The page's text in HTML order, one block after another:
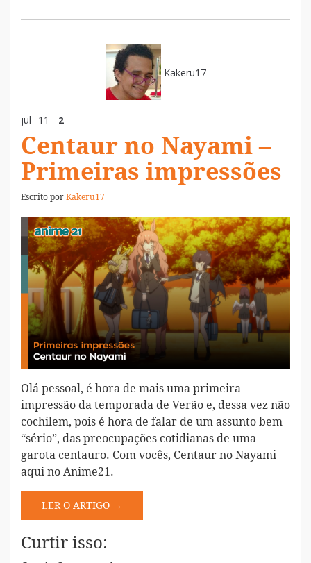
Kakeru17
jul 11 2
Centaur no Nayami –
Primeiras impressões
Escrito porKakeru17
Olá pessoal, é hora de mais uma primeira
impressão da temporada de Verão e, dessa vez não
cochilem, pois é hora de falar de um assunto bem
“sério”, das preocupações cotidianas de uma
garota centauro. Com vocês, Centaur no Nayami
aqui no Anime21.
LER O ARTIGO →
Curtir isso: